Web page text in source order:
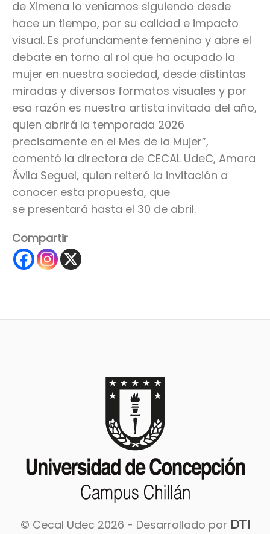
de Ximena lo veníamos siguiendo desde
hace un tiempo, por su calidad e impacto
visual. Es profundamente femenino y abre el
debate en torno al rol que ha ocupado la
mujer en nuestra sociedad, desde distintas
miradas y diversos formatos visuales y por
esa razón es nuestra artista invitada del año,
quien abrirá la temporada 2026
precisamente en el Mes de la Mujer”,
comentó la directora de CECAL UdeC, Amara
Ávila Seguel, quien reiteró la invitación a
conocer esta propuesta, que
se presentará hasta el 30 de abril.
Compartir
© Cecal Udec 2026 - Desarrollado por DTI